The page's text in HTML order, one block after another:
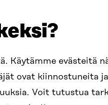
Käytämme evästeitä
ovat kiinnostuneita
Voit tutustua
TELEPHONE
EMAIL